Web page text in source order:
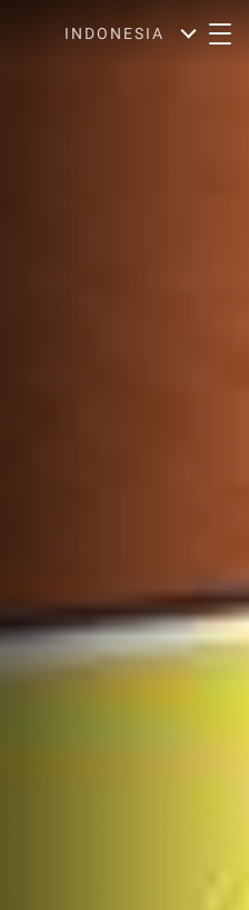
INDONESIA